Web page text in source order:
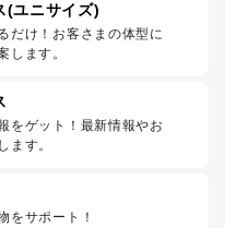
(ユニサイズ)
だけ！お客さまの体型に
します。
をゲット！最新情報やお
ます。
をサポート！